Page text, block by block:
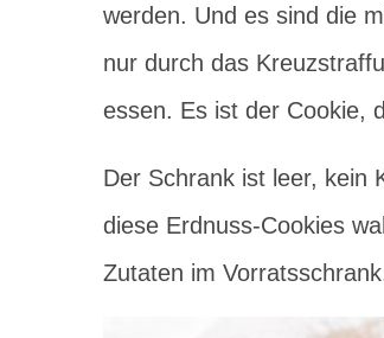
werden. Und es sind die
nur durch das
essen. Es ist der Cookie,
Der Schrank ist leer, kein
diese Erdnuss-Cookies
Zutaten im